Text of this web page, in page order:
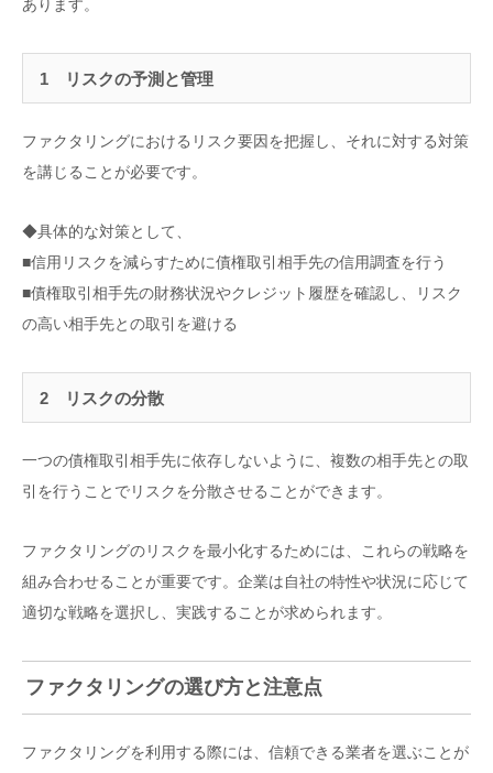
あります。
1 リスクの予測と管理
ファクタリングにおけるリスク要因を把握し、それに対する対策
を講じることが必要です。
◆具体的な対策として、
■信用リスクを減らすために債権取引相手先の信用調査を行う
■債権取引相手先の財務状況やクレジット履歴を確認し、リスク
の高い相手先との取引を避ける
2 リスクの分散
一つの債権取引相手先に依存しないように、複数の相手先との取
引を行うことでリスクを分散させることができます。
ファクタリングのリスクを最小化するためには、これらの戦略を
組み合わせることが重要です。企業は自社の特性や状況に応じて
適切な戦略を選択し、実践することが求められます。
ファクタリングの選び方と注意点
ファクタリングを利用する際には、信頼できる業者を選ぶことが